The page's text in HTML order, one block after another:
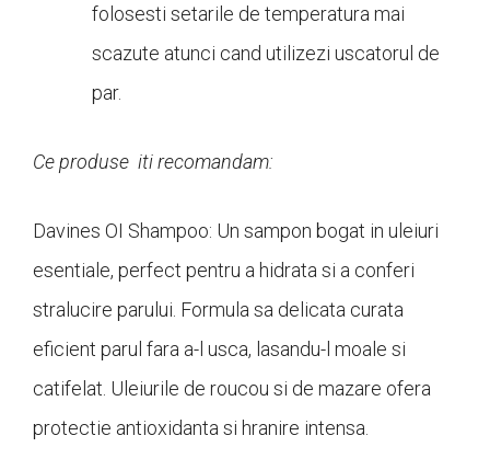
folosesti setarile de temperatura mai
scazute atunci cand utilizezi uscatorul de
par.
Ce produse iti recomandam:
Davines OI Shampoo: Un sampon bogat in uleiuri
esentiale, perfect pentru a hidrata si a conferi
stralucire parului. Formula sa delicata curata
eficient parul fara a-l usca, lasandu-l moale si
catifelat. Uleiurile de roucou si de mazare ofera
protectie antioxidanta si hranire intensa.